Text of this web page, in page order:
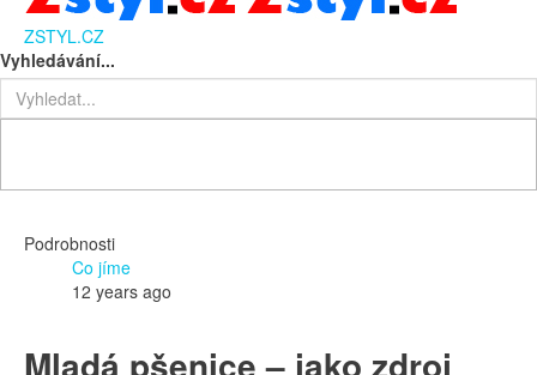
ZSTYL.CZ
Vyhledávání...
Podrobnosti
Co jíme
12 years ago
Mladá pšenice – jako zdroj